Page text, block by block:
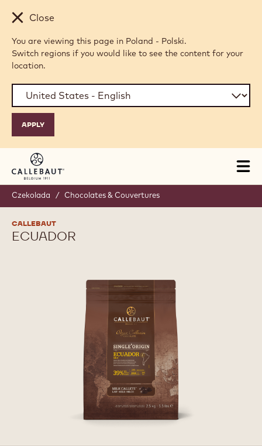
Skip to main content
Close
You are viewing this page in Poland - Polski.
Switch regions if you would like to see the content for your
location.
Czekolada / Chocolates & Couvertures
CALLEBAUT
ECUADOR